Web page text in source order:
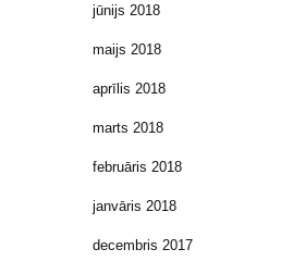
jūnijs 2018
maijs 2018
aprīlis 2018
marts 2018
februāris 2018
janvāris 2018
decembris 2017